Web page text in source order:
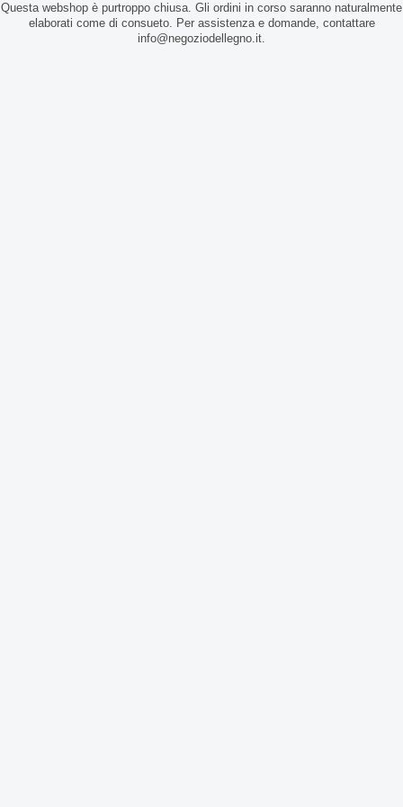
Questa webshop è purtroppo chiusa. Gli ordini in corso saranno naturalmente
elaborati come di consueto. Per assistenza e domande, contattare
info@negoziodellegno.it.